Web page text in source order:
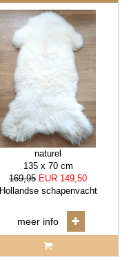
naturel
135 x 70 cm
169,95 EUR 149,50
Hollandse schapenvacht
meer info